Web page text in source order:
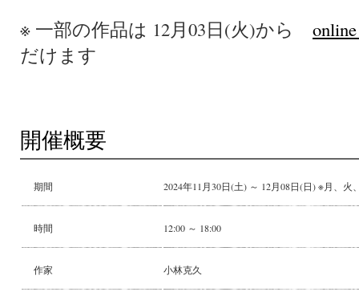
※ 一部の作品は 12月03日(火)から
だけます
開催概要
期間 2024年11月30日(土) ～ 12月08日(日) ※月、火
時間 12:00 ～ 18:00
作家 小林克久